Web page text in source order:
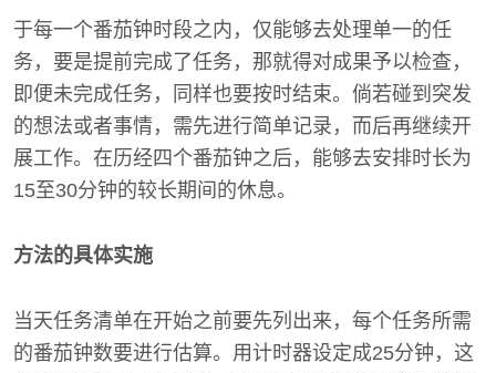
于每一个番茄钟时段之内，仅能够去处理单一的任
务，要是提前完成了任务，那就得对成果予以检查，
即便未完成任务，同样也要按时结束。倘若碰到突发
的想法或者事情，需先进行简单记录，而后再继续开
展工作。在历经四个番茄钟之后，能够去安排时长为
15至30分钟的较长期间的休息。
方法的具体实施
当天任务清单在开始之前要先列出来，每个任务所需
的番茄钟数要进行估算。用计时器设定成25分钟，这